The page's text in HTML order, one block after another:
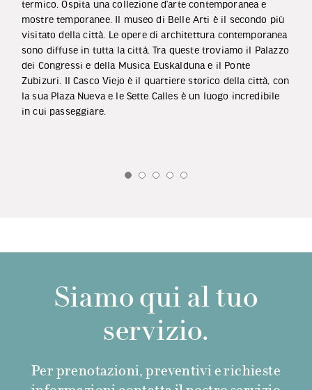
termico. Ospita una collezione d’arte contemporanea e
mostre temporanee. Il museo di Belle Arti è il secondo più
visitato della città. Le opere di architettura contemporanea
sono diffuse in tutta la città. Tra queste troviamo il Palazzo
dei Congressi e della Musica Euskalduna e il Ponte
Zubizuri. Il Casco Viejo è il quartiere storico della città, con
la sua Plaza Nueva e le Sette Calles è un luogo incredibile
in cui passeggiare.
Siamo qui al tuo
servizio.
Per prenotazioni, preventivi e richieste